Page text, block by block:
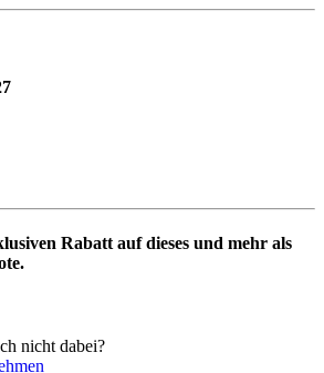
Rabatt auf dieses und mehr als
nicht dabei?